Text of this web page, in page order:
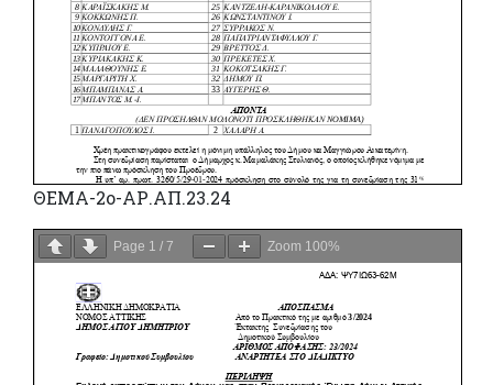
ΘΕΜΑ-2ο-ΑΡ.ΑΠ.23.24
Page 1 / 7 Zoom 100%